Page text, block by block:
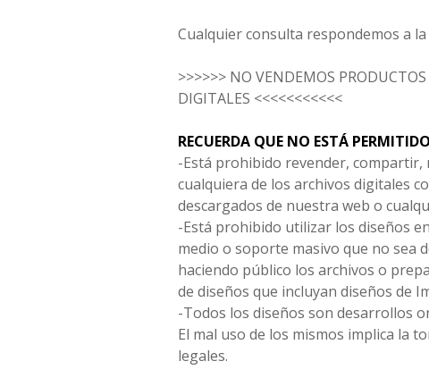
Cualquier consulta respondemos a la
>>>>>> NO VENDEMOS PRODUCTOS
DIGITALES <<<<<<<<<<<
RECUERDA QUE NO ESTÁ PERMITIDO
-Está prohibido revender,
cualquiera de los archivos digitales
descargados de nuestra web o
-Está prohibido utilizar los diseños
medio o soporte masivo que no sea
haciendo público los archivos o
de diseños que incluyan diseños de
-Todos los diseños son desarrollos
El mal uso de los mismos implica la
legales.